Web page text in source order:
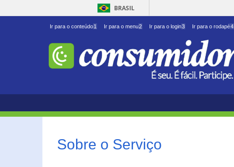
BRASIL
Ir para o conteúdo1 Ir para o menu2 Ir para o login3 Ir para o rodapé4
Sobre o Serviço